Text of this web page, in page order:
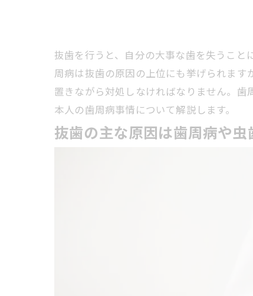
抜歯を行うと、自分の大事な歯を失うこ
周病は抜歯の原因の上位にも挙げられま
置きながら対処しなければなりません。歯
本人の歯周病事情について解説します。
抜歯の主な原因は歯周病や虫